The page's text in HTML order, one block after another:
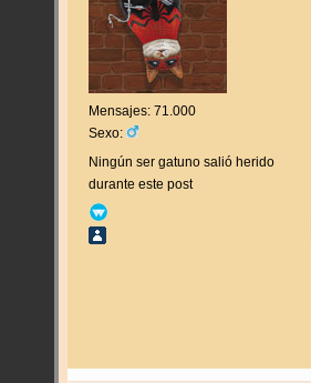
Mensajes: 71.000
Sexo:
Ningún ser gatuno salió herido
durante este post